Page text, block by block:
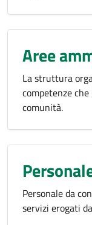
Aree
La struttura
competenze
comunità.
Personale da
servizi erogati